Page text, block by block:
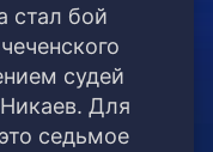
стал бой
судей
Для
седьмое